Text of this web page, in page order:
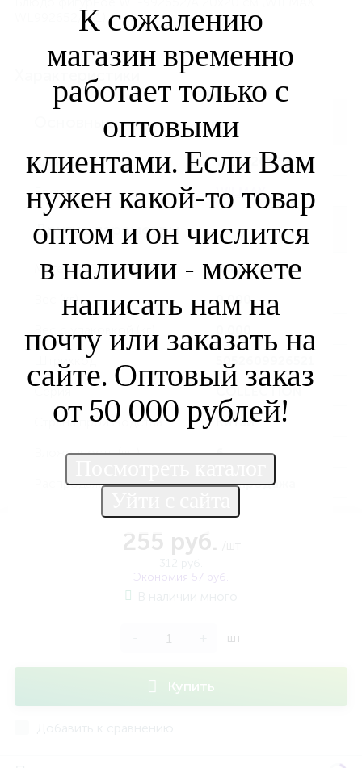
WL992652/A-1)
Характеристики
Основные
Артикул
WL992652/A-1
Бренд
WILMAX
Другие параметры
Материал
Фарфор
Вес (кг)
0.000
Штрихкод
5052609926521
Серия
COLLECTION
Страна производства
Китай
Вложенность (шт)
6
Распродажа
Распродажа
255 руб.
Экономия 57 руб.
шт
Купить
К сожалению
магазин временно
работает только с
оптовыми
клиентами. Если Вам
нужен какой-то товар
оптом и он числится
в наличии - можете
написать нам на
почту или заказать на
сайте. Оптовый заказ
от 50 000 рублей!